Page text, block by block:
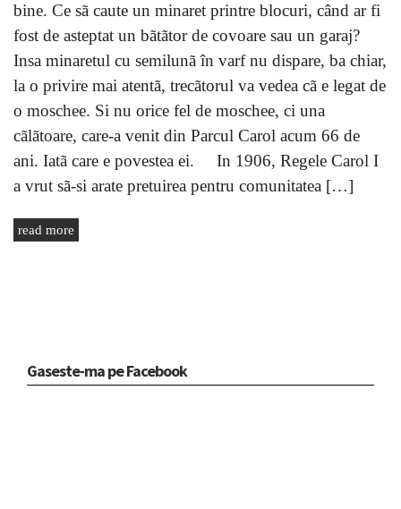
bine. Ce sã caute un minaret printre blocuri, când ar fi
fost de asteptat un bãtãtor de covoare sau un garaj?
Insa minaretul cu semilunã în varf nu dispare, ba chiar,
la o privire mai atentã, trecãtorul va vedea cã e legat de
o moschee. Si nu orice fel de moschee, ci una
cãlãtoare, care-a venit din Parcul Carol acum 66 de
ani. Iatã care e povestea ei. In 1906, Regele Carol I
a vrut sã-si arate pretuirea pentru comunitatea […]
read more
Gaseste-ma pe Facebook